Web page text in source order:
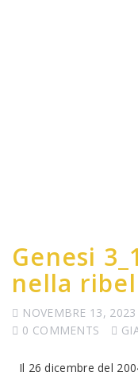
Genesi
nella
NOVEMBRE 13, 2023
0 COMMENTS
Il 26 dicembre del